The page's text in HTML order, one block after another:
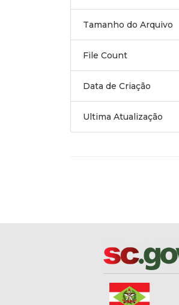
Tamanho do Arquivo
File Count
Data de Criação
Ultima Atualização